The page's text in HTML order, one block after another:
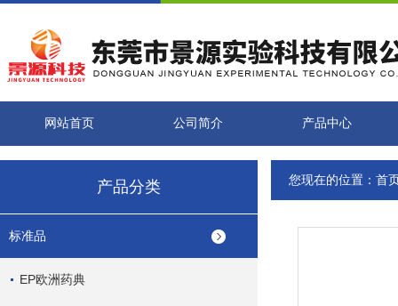
网站首页 公司简介 产品中心
产品分类
标准品
EP欧洲药典
您现在的位置： 首